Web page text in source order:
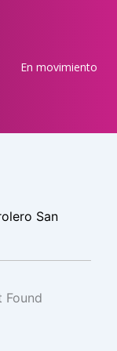
En movimiento
San